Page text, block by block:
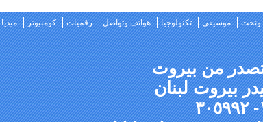
موسيقى تكنولوجيا هواتف وتواصل رقميات كومبيوتر ميديا
تصدر من بيروت
بيروت لبنان